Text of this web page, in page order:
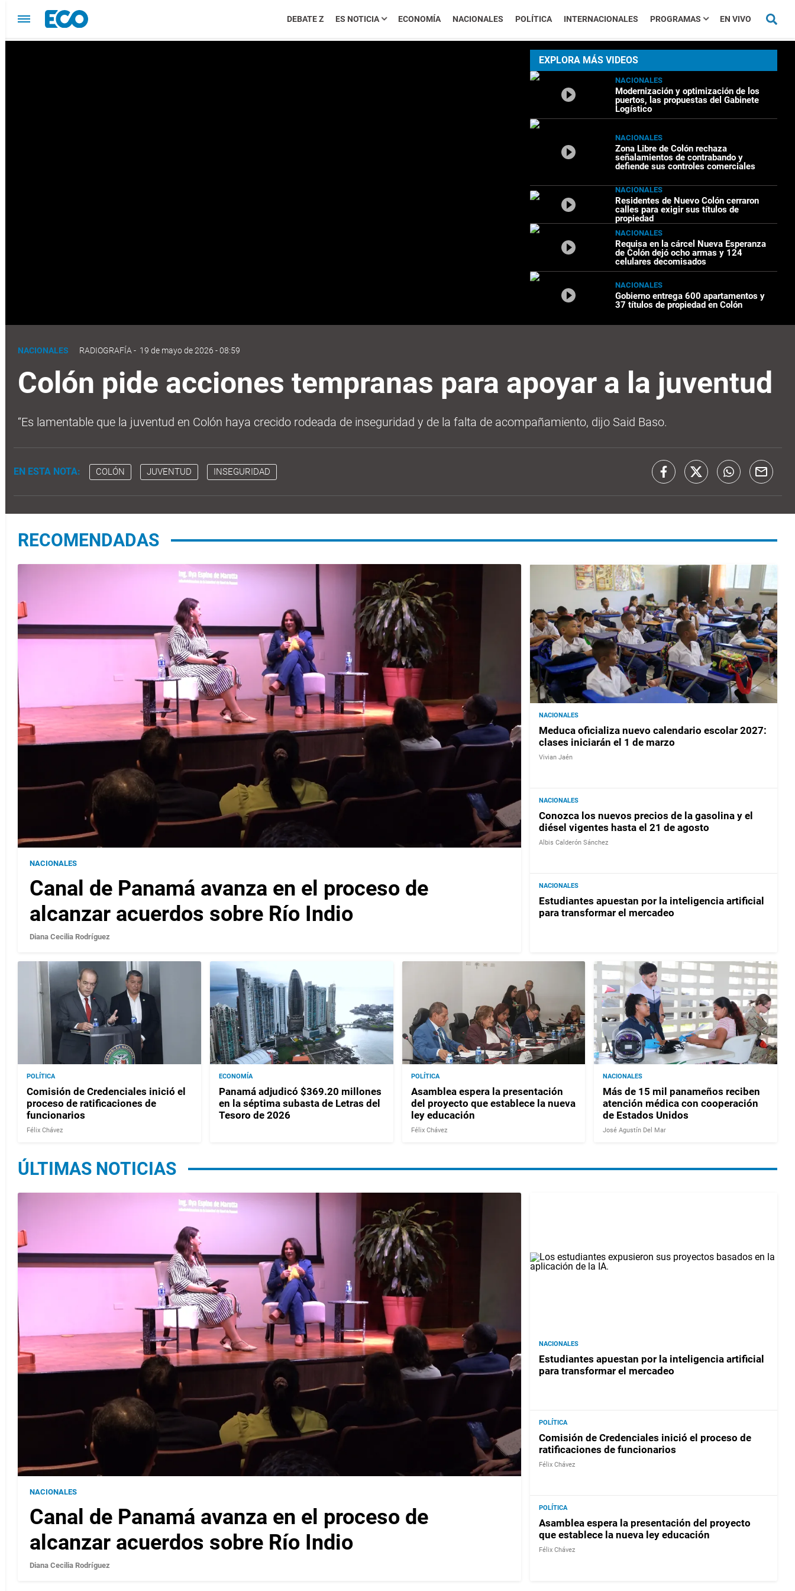
DEBATE Z ES NOTICIA ECONOMÍA NACIONALES POLÍTICA INTERNACIONALES PROGRAMAS EN VIVO
EXPLORA MÁS VIDEOS
NACIONALES
Modernización y optimización de los
puertos, las propuestas del Gabinete
Logístico
NACIONALES
Zona Libre de Colón rechaza
señalamientos de contrabando y
defiende sus controles comerciales
NACIONALES
Residentes de Nuevo Colón cerraron
calles para exigir sus títulos de
propiedad
NACIONALES
Requisa en la cárcel Nueva Esperanza
de Colón dejó ocho armas y 124
celulares decomisados
NACIONALES
Gobierno entrega 600 apartamentos y
37 títulos de propiedad en Colón
NACIONALES RADIOGRAFÍA - 19 de mayo de 2026 - 08:59
Colón pide acciones tempranas para apoyar a la juventud
“Es lamentable que la juventud en Colón haya crecido rodeada de inseguridad y de la falta de acompañamiento, dijo Said Baso.
EN ESTA NOTA: COLÓN JUVENTUD INSEGURIDAD
RECOMENDADAS
NACIONALES
Canal de Panamá avanza en el proceso de
alcanzar acuerdos sobre Río Indio
Diana Cecilia Rodríguez
NACIONALES
Meduca oficializa nuevo calendario escolar 2027:
clases iniciarán el 1 de marzo
Vivian Jaén
NACIONALES
Conozca los nuevos precios de la gasolina y el
diésel vigentes hasta el 21 de agosto
Albis Calderón Sánchez
NACIONALES
Estudiantes apuestan por la inteligencia artificial
para transformar el mercadeo
POLÍTICA
Comisión de Credenciales inició el
proceso de ratificaciones de
funcionarios
Félix Chávez
ECONOMÍA
Panamá adjudicó $369.20 millones
en la séptima subasta de Letras del
Tesoro de 2026
POLÍTICA
Asamblea espera la presentación
del proyecto que establece la nueva
ley educación
Félix Chávez
NACIONALES
Más de 15 mil panameños reciben
atención médica con cooperación
de Estados Unidos
José Agustín Del Mar
ÚLTIMAS NOTICIAS
NACIONALES
Canal de Panamá avanza en el proceso de
alcanzar acuerdos sobre Río Indio
Diana Cecilia Rodríguez
NACIONALES
Estudiantes apuestan por la inteligencia artificial
para transformar el mercadeo
POLÍTICA
Comisión de Credenciales inició el proceso de
ratificaciones de funcionarios
Félix Chávez
POLÍTICA
Asamblea espera la presentación del proyecto
que establece la nueva ley educación
Félix Chávez